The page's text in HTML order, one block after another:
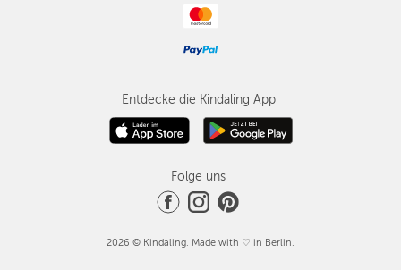
Entdecke die Kindaling App
Folge uns
2026 © Kindaling. Made with ♡ in Berlin.